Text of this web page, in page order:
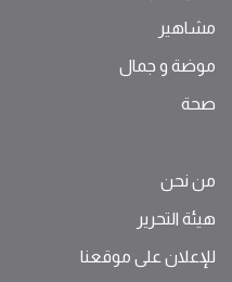
مشاهير
موضة ‫و‬ ‫‬‫جمال‬
صحة
من نحن
هيئة التحرير
للإعلان على موقعنا